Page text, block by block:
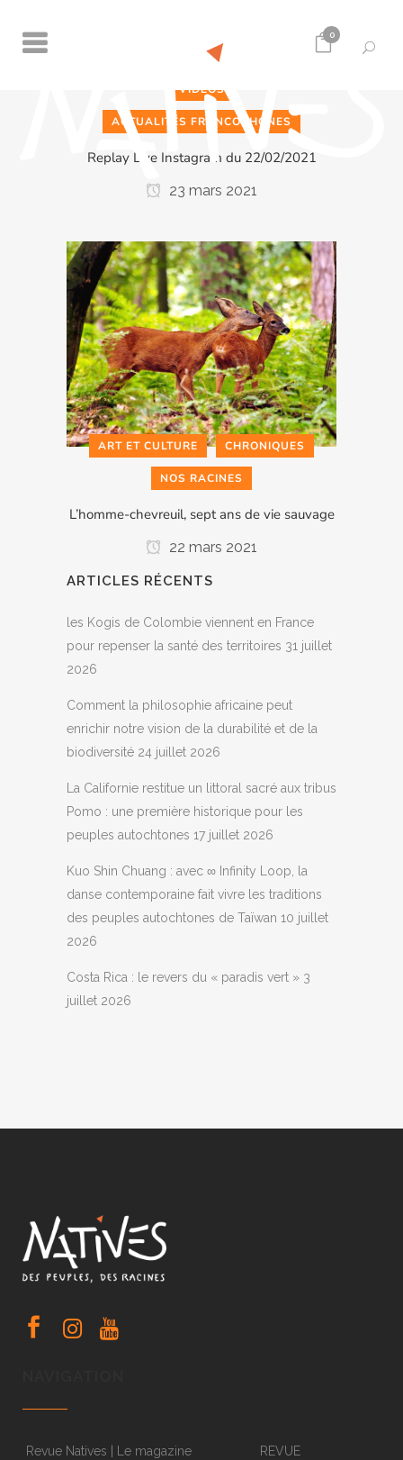
0
VIDÉOS
ACTUALITÉS FRANCOPHONES
Replay Live Instagram du 22/02/2021
23 mars 2021
ART ET CULTURE CHRONIQUES
NOS RACINES
L’homme-chevreuil, sept ans de vie sauvage
22 mars 2021
ARTICLES RÉCENTS
les Kogis de Colombie viennent en France
pour repenser la santé des territoires 31 juillet
2026
Comment la philosophie africaine peut
enrichir notre vision de la durabilité et de la
biodiversité 24 juillet 2026
La Californie restitue un littoral sacré aux tribus
Pomo : une première historique pour les
peuples autochtones 17 juillet 2026
Kuo Shin Chuang : avec ∞ Infinity Loop, la
danse contemporaine fait vivre les traditions
des peuples autochtones de Taïwan 10 juillet
2026
Costa Rica : le revers du « paradis vert » 3
juillet 2026
Revue Natives | Le magazine
REVUE